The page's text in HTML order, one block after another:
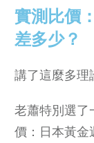
實測比價
差多少？
講了這麼多理
老蕭特別選了
價：日本黃金